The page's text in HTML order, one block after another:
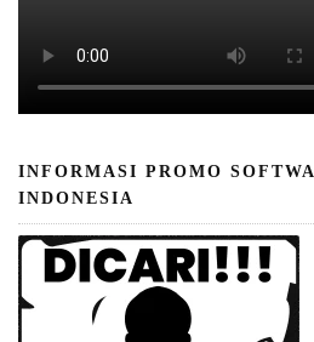
INFORMASI PROMO
INDONESIA